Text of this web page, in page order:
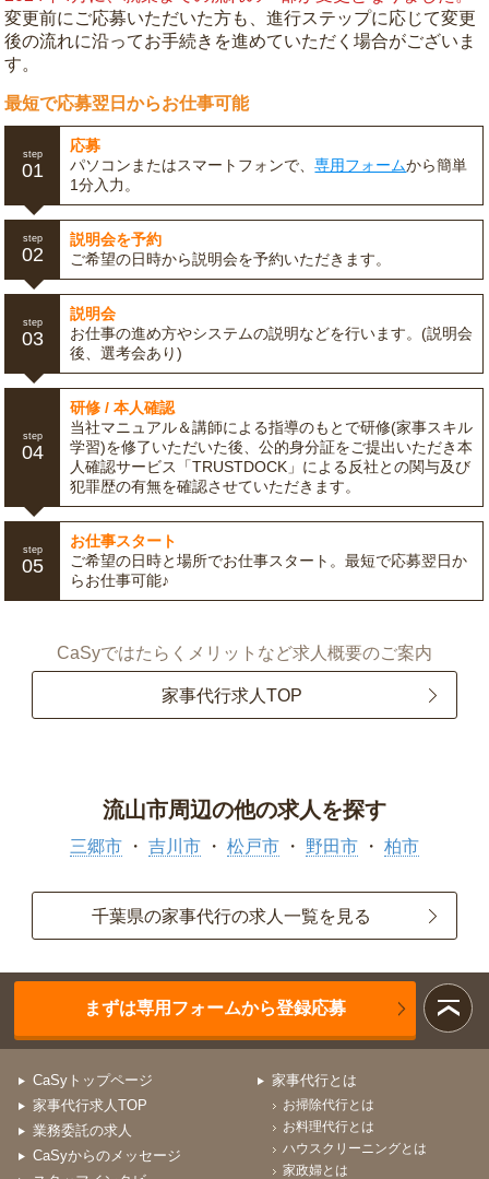
変更前にご応募いただいた方も、進行ステップに応じて変更
後の流れに沿ってお手続きを進めていただく場合がございま
す。
最短で応募翌日からお仕事可能
step
01
応募
パソコンまたはスマートフォンで、専用フォームから簡単
1分入力。
step
02
説明会を予約
ご希望の日時から説明会を予約いただきます。
step
03
説明会
お仕事の進め方やシステムの説明などを行います。(説明会
後、選考会あり)
step
04
研修 / 本人確認
当社マニュアル＆講師による指導のもとで研修(家事スキル
学習)を修了いただいた後、公的身分証をご提出いただき本
人確認サービス「TRUSTDOCK」による反社との関与及び
犯罪歴の有無を確認させていただきます。
step
05
お仕事スタート
ご希望の日時と場所でお仕事スタート。最短で応募翌日か
らお仕事可能♪
CaSyではたらくメリットなど求人概要のご案内
家事代行求人TOP
流山市周辺の他の求人を探す
三郷市 吉川市 松戸市 野田市 柏市
千葉県の家事代行の求人一覧を見る
まずは専用フォームから登録応募
CaSyトップページ
家事代行求人TOP
業務委託の求人
CaSyからのメッセージ
家事代行とは
お掃除代行とは
お料理代行とは
ハウスクリーニングとは
家政婦とは